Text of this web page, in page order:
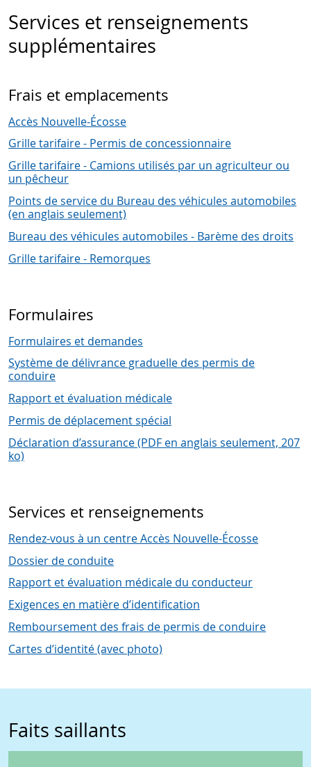
Services et renseignements
supplémentaires
Frais et emplacements
Accès Nouvelle-Écosse
Grille tarifaire - Permis de concessionnaire
Grille tarifaire - Camions utilisés par un agriculteur ou
un pêcheur
Points de service du Bureau des véhicules automobiles
(en anglais seulement)
Bureau des véhicules automobiles - Barème des droits
Grille tarifaire - Remorques
Formulaires
Formulaires et demandes
Système de délivrance graduelle des permis de
conduire
Rapport et évaluation médicale
Permis de déplacement spécial
Déclaration d’assurance (PDF en anglais seulement, 207
ko)
Services et renseignements
Rendez-vous à un centre Accès Nouvelle-Écosse
Dossier de conduite
Rapport et évaluation médicale du conducteur
Exigences en matière d’identification
Remboursement des frais de permis de conduire
Cartes d’identité (avec photo)
Faits saillants